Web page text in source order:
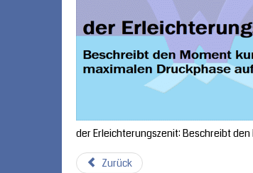
der Erleichterungszenit: Beschreibt
Zurück